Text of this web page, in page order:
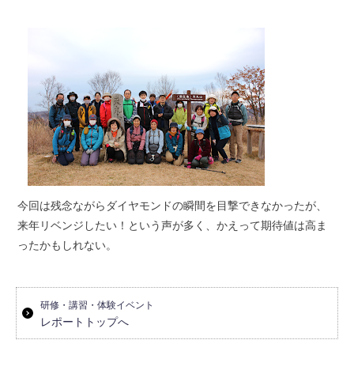
今回は残念ながらダイヤモンドの瞬間を目撃できなかったが、
来年リベンジしたい！という声が多く、かえって期待値は高ま
ったかもしれない。
研修・講習・体験イベント
レポートトップへ